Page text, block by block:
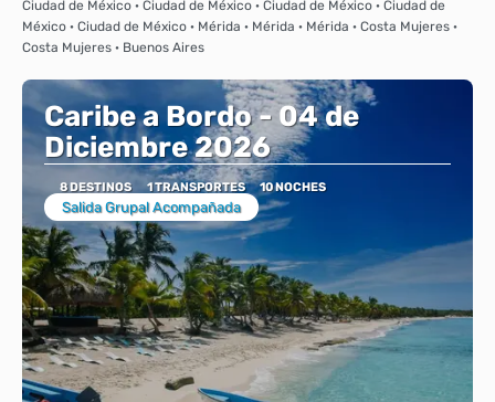
Ciudad de México · Ciudad de México · Ciudad de México · Ciudad de
México · Ciudad de México · Mérida · Mérida · Mérida · Costa Mujeres ·
Costa Mujeres · Buenos Aires
Caribe a Bordo - 04 de
Diciembre 2026
8 DESTINOS 1 TRANSPORTES 10 NOCHES
Salida Grupal Acompañada